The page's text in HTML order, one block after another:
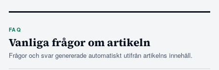
FAQ
Vanliga frågor om artikeln
Frågor och svar genererade automatiskt utifrån artikelns innehåll.